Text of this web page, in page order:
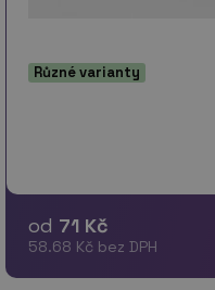
Různé varianty
od 71 Kč
58.68 Kč bez DPH